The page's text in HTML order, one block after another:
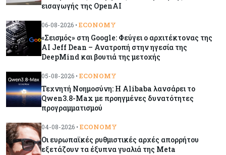
Warner Bros: "Φρένο" στα έσοδα εξαιτίας των
απουσίας του NBA
Banking
απέναντι στη UniCredit ενόψει κρίσιμων
διαπραγματεύσεων
«Spider-Man: Brand New Day»: Έφτασε το 1
δισ. εισπράξεις σε μόλις 6 ημέρες
εισαγωγής της OpenAI
06-08-2026 • ECONOMY
«Σεισμός» στη Google: Φεύγει ο αρχιτέκτονας της
AI Jeff Dean – Ανατροπή στην ηγεσία της
DeepMind και βουτιά της μετοχής
05-08-2026 • ECONOMY
Τεχνητή Νοημοσύνη: Η Alibaba λανσάρει το
Qwen3.8-Max με προηγμένες δυνατότητες
προγραμματισμού
04-08-2026 • ECONOMY
Οι ευρωπαϊκές ρυθμιστικές αρχές απορρήτου
εξετάζουν τα έξυπνα γυαλιά της Meta